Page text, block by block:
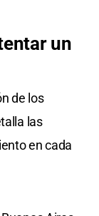
un
de los
las
en cada